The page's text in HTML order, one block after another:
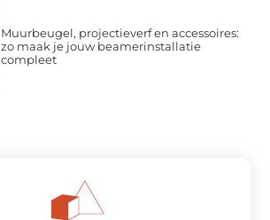
Muurbeugel, projectieverf en accessoires:
zo maak je jouw beamerinstallatie
compleet